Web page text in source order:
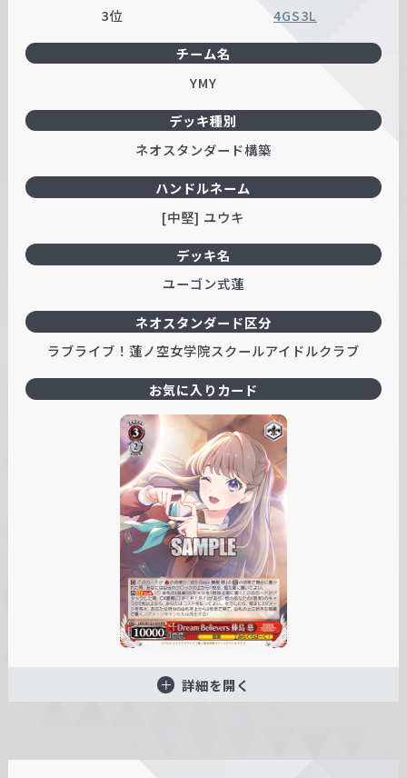
3位
ハンドルネーム
[中堅] ユウキ
4GS3L
チーム名
YMY
デッキ名
ユーゴン式蓮
デッキ種別
ネオスタンダード構築
ネオスタンダード区分
ラブライブ！蓮ノ空女学院スクールアイドルクラブ
お気に入りカード
詳細を開く